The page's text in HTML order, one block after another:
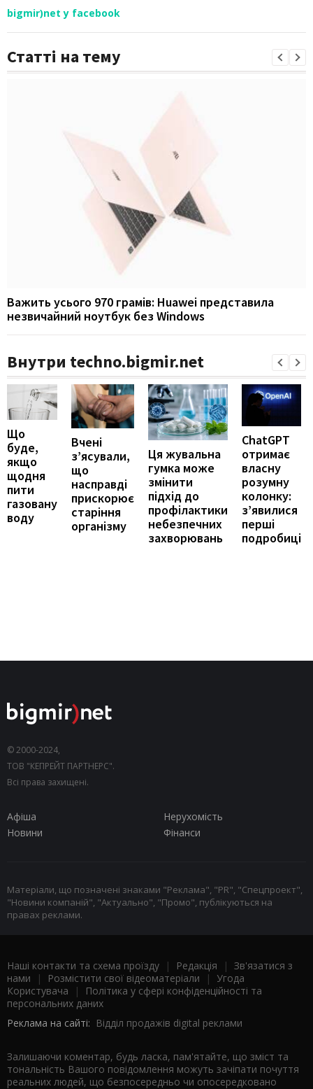
bigmir)net у facebook
Статті на тему
Важить усього 970 грамів: Huawei представила
незвичайний ноутбук без Windows
Внутри techno.bigmir.net
Що
буде,
якщо
щодня
пити
газовану
воду
Вчені
з’ясували,
що
насправді
прискорює
старіння
організму
Ця жувальна
гумка може
змінити
підхід до
профілактики
небезпечних
захворювань
ChatGPT
отримає
власну
розумну
колонку:
з’явилися
перші
подробиці
© 2000-2024,
ТОВ "КЕПРЕЙТ ПАРТНЕРС".
Всі права захищені.
Афіша
Нерухомість
Новини
Фінанси
Матеріали, що позначені знаками "Реклама", "PR", "Спецпроект",
"Новини компаній", "Актуально", "Промо", публікуються на
правах реклами.
Наші контакти та схема проїзду | Редакція | Зв'язатися з
нами | Розмістити свої відеоматеріали | Угода
Користувача |
Політика у сфері конфіденційності та
персональних даних
Реклама на сайті: Відділ продажів digital реклами
Залишаючи коментар, будь ласка, пам'ятайте, що зміст та
тональність Вашого повідомлення можуть зачіпати почуття
реальних людей, що безпосередньо чи опосередковано